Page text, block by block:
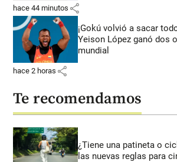
hace 44 minutos share
¡Gokú volvió a sacar
Yeison López ganó dos
mundial
hace 2 horas share
Te recomendamos
¿Tiene una patineta o
las nuevas reglas para